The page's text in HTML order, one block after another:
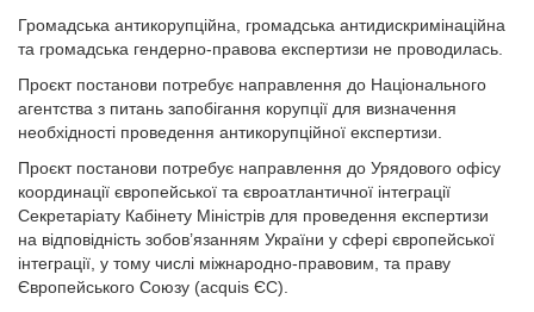
Громадська антикорупційна, громадська антидискримінаційна
та громадська гендерно-правова експертизи не проводилась.
Проєкт постанови потребує направлення до Національного
агентства з питань запобігання корупції для визначення
необхідності проведення антикорупційної експертизи.
Проєкт постанови потребує направлення до Урядового офісу
координації європейської та євроатлантичної інтеграції
Секретаріату Кабінету Міністрів для проведення експертизи
на відповідність зобов’язанням України у сфері європейської
інтеграції, у тому числі міжнародно-правовим, та праву
Європейського Союзу (acquis ЄС).